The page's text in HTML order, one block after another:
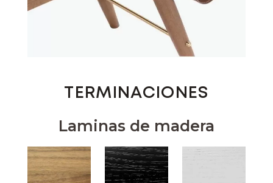
TERMINACIONES
Laminas de madera